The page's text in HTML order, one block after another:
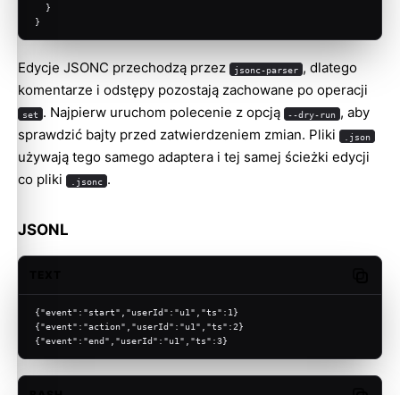
  }
}
Edycje JSONC przechodzą przez jsonc-parser , dlatego
komentarze i odstępy pozostają zachowane po operacji
set . Najpierw uruchom polecenie z opcją --dry-run , aby
sprawdzić bajty przed zatwierdzeniem zmian. Pliki
.json
używają tego samego adaptera i tej samej ścieżki edycji
co pliki
.jsonc .
JSONL
{"event":"start","userId":"u1","ts":1}
{"event":"action","userId":"u1","ts":2}
{"event":"end","userId":"u1","ts":3}